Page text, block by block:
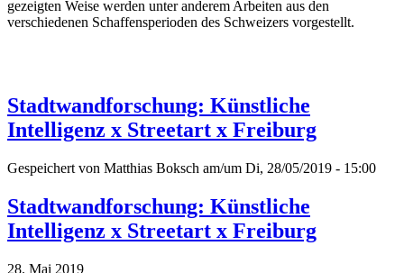
gezeigten Weise werden unter anderem Arbeiten aus den
verschiedenen Schaffensperioden des Schweizers vorgestellt.
Stadtwandforschung: Künstliche
Intelligenz x Streetart x Freiburg
Gespeichert von Matthias Boksch am/um Di, 28/05/2019 - 15:00
Stadtwandforschung: Künstliche
Intelligenz x Streetart x Freiburg
28. Mai 2019